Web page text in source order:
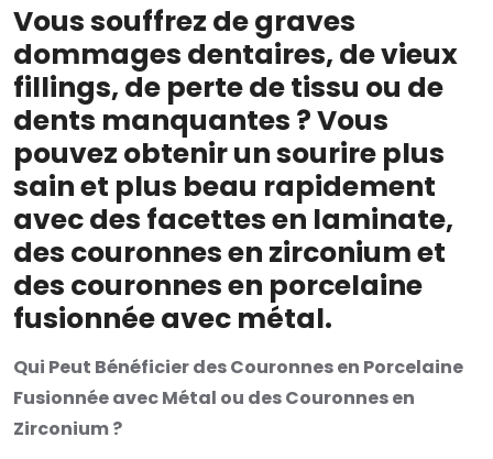
Vous souffrez de graves
dommages dentaires, de vieux
fillings, de perte de tissu ou de
dents manquantes ? Vous
pouvez obtenir un sourire plus
sain et plus beau rapidement
avec des facettes en laminate,
des couronnes en zirconium et
des couronnes en porcelaine
fusionnée avec métal.
Qui Peut Bénéficier des Couronnes en Porcelaine
Fusionnée avec Métal ou des Couronnes en
Zirconium ?